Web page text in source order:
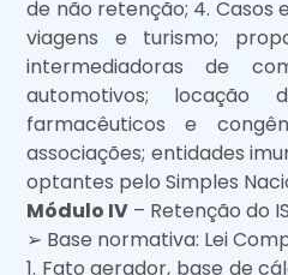
de não retenção; 4. Casos
viagens e turismo;
intermediadoras de
automotivos; locação
farmacêuticos e
associações; entidades
optantes pelo Simples
Módulo IV – Retenção do
➢ Base normativa: Lei
1. Fato gerador, base de